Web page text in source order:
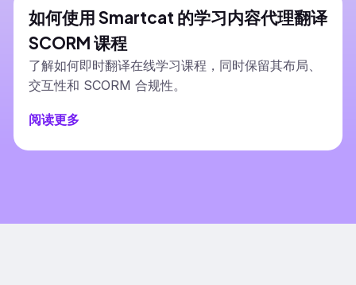
如何使用 Smartcat 的学习内容代理翻译
SCORM 课程
了解如何即时翻译在线学习课程，同时保留其布局、
交互性和 SCORM 合规性。
阅读更多